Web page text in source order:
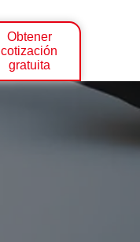
Obtener
cotización
gratuita